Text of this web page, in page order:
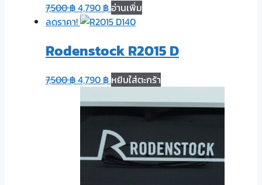
7,500฿4,790 ฿อ่านเพิ่ม
ลดราคา!
Rodenstock R2015 D
7,500฿4,790 ฿ หยิบใส่ตะกร้า